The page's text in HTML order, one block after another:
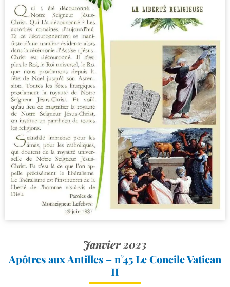
Janvier 2023
Apôtres aux Antilles – n°45 Le Concile Vatican
II